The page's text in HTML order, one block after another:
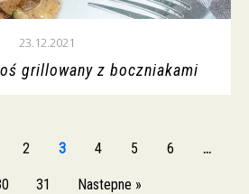
23.12.2021
grillowany z boczniakami
2 3 4 5 6 …
31 Nastepne »